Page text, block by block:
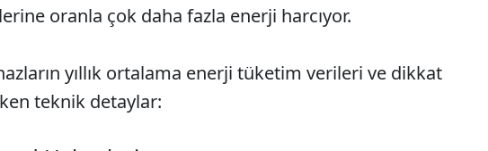
oranla çok daha fazla enerji harcıyor.
yıllık ortalama enerji tüketim verileri ve dikkat
teknik detaylar: